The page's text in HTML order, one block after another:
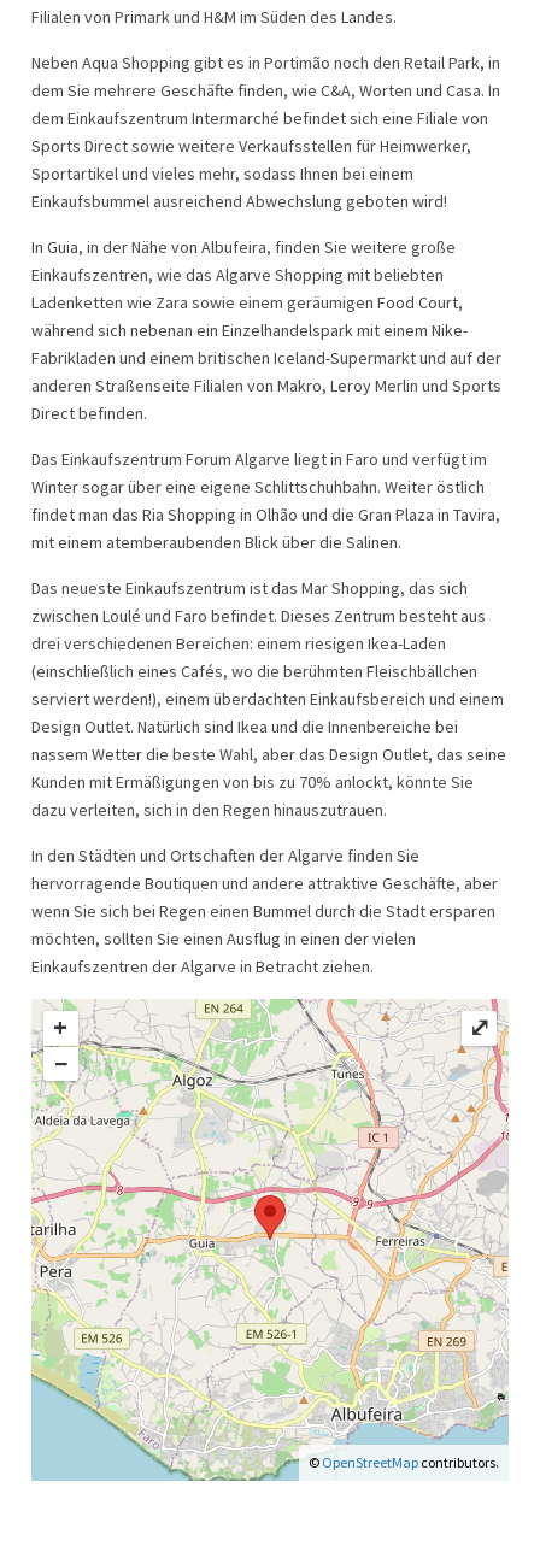
Filialen von Primark und H&M im Süden des Landes.
Neben Aqua Shopping gibt es in Portimão noch den Retail Park, in
dem Sie mehrere Geschäfte finden, wie C&A, Worten und Casa. In
dem Einkaufszentrum Intermarché befindet sich eine Filiale von
Sports Direct sowie weitere Verkaufsstellen für Heimwerker,
Sportartikel und vieles mehr, sodass Ihnen bei einem
Einkaufsbummel ausreichend Abwechslung geboten wird!
In Guia, in der Nähe von Albufeira, finden Sie weitere große
Einkaufszentren, wie das Algarve Shopping mit beliebten
Ladenketten wie Zara sowie einem geräumigen Food Court,
während sich nebenan ein Einzelhandelspark mit einem Nike-
Fabrikladen und einem britischen Iceland-Supermarkt und auf der
anderen Straßenseite Filialen von Makro, Leroy Merlin und Sports
Direct befinden.
Das Einkaufszentrum Forum Algarve liegt in Faro und verfügt im
Winter sogar über eine eigene Schlittschuhbahn. Weiter östlich
findet man das Ria Shopping in Olhão und die Gran Plaza in Tavira,
mit einem atemberaubenden Blick über die Salinen.
Das neueste Einkaufszentrum ist das Mar Shopping, das sich
zwischen Loulé und Faro befindet. Dieses Zentrum besteht aus
drei verschiedenen Bereichen: einem riesigen Ikea-Laden
(einschließlich eines Cafés, wo die berühmten Fleischbällchen
serviert werden!), einem überdachten Einkaufsbereich und einem
Design Outlet. Natürlich sind Ikea und die Innenbereiche bei
nassem Wetter die beste Wahl, aber das Design Outlet, das seine
Kunden mit Ermäßigungen von bis zu 70% anlockt, könnte Sie
dazu verleiten, sich in den Regen hinauszutrauen.
In den Städten und Ortschaften der Algarve finden Sie
hervorragende Boutiquen und andere attraktive Geschäfte, aber
wenn Sie sich bei Regen einen Bummel durch die Stadt ersparen
möchten, sollten Sie einen Ausflug in einen der vielen
Einkaufszentren der Algarve in Betracht ziehen.
+
−
© OpenStreetMap contributors.
⤢